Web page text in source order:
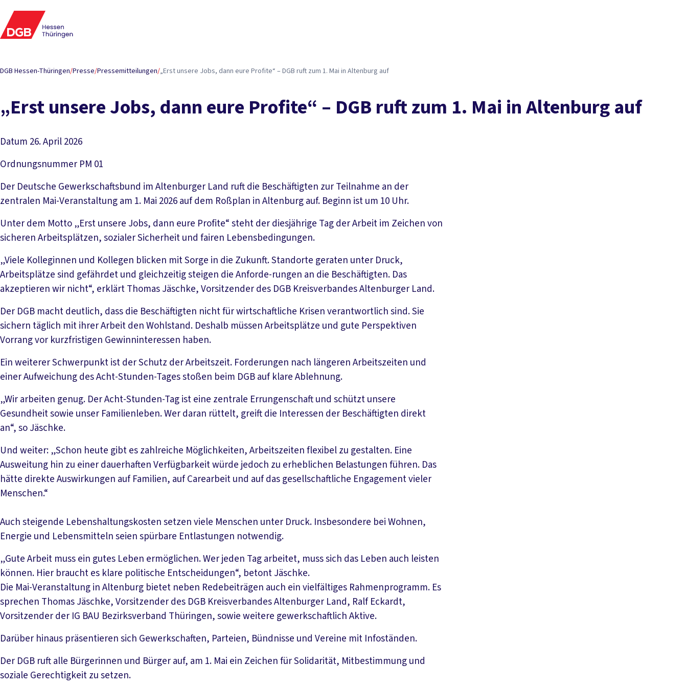
DGB Hessen-Thüringen/Presse/Pressemitteilungen/„Erst unsere Jobs, dann eure Profite“ – DGB ruft zum 1. Mai in Altenburg auf
„Erst unsere Jobs, dann eure Profite“ – DGB ruft zum 1. Mai in Altenburg auf
Datum 26. April 2026
Ordnungsnummer PM 01
Der Deutsche Gewerkschaftsbund im Altenburger Land ruft die Beschäftigten zur Teilnahme an der
zentralen Mai-Veranstaltung am 1. Mai 2026 auf dem Roßplan in Altenburg auf. Beginn ist um 10 Uhr.
Unter dem Motto „Erst unsere Jobs, dann eure Profite“ steht der diesjährige Tag der Arbeit im Zeichen von
sicheren Arbeitsplätzen, sozialer Sicherheit und fairen Lebensbedingungen.
„Viele Kolleginnen und Kollegen blicken mit Sorge in die Zukunft. Standorte geraten unter Druck,
Arbeitsplätze sind gefährdet und gleichzeitig steigen die Anforde-rungen an die Beschäftigten. Das
akzeptieren wir nicht“, erklärt Thomas Jäschke, Vorsitzender des DGB Kreisverbandes Altenburger Land.
Der DGB macht deutlich, dass die Beschäftigten nicht für wirtschaftliche Krisen verantwortlich sind. Sie
sichern täglich mit ihrer Arbeit den Wohlstand. Deshalb müssen Arbeitsplätze und gute Perspektiven
Vorrang vor kurzfristigen Gewinninteressen haben.
Ein weiterer Schwerpunkt ist der Schutz der Arbeitszeit. Forderungen nach längeren Arbeitszeiten und
einer Aufweichung des Acht-Stunden-Tages stoßen beim DGB auf klare Ablehnung.
„Wir arbeiten genug. Der Acht-Stunden-Tag ist eine zentrale Errungenschaft und schützt unsere
Gesundheit sowie unser Familienleben. Wer daran rüttelt, greift die Interessen der Beschäftigten direkt
an“, so Jäschke.
Und weiter: „Schon heute gibt es zahlreiche Möglichkeiten, Arbeitszeiten flexibel zu gestalten. Eine
Ausweitung hin zu einer dauerhaften Verfügbarkeit würde jedoch zu erheblichen Belastungen führen. Das
hätte direkte Auswirkungen auf Familien, auf Carearbeit und auf das gesellschaftliche Engagement vieler
Menschen.“
Auch steigende Lebenshaltungskosten setzen viele Menschen unter Druck. Insbesondere bei Wohnen,
Energie und Lebensmitteln seien spürbare Entlastungen notwendig.
„Gute Arbeit muss ein gutes Leben ermöglichen. Wer jeden Tag arbeitet, muss sich das Leben auch leisten
können. Hier braucht es klare politische Entscheidungen“, betont Jäschke.
Die Mai-Veranstaltung in Altenburg bietet neben Redebeiträgen auch ein vielfältiges Rahmenprogramm. Es
sprechen Thomas Jäschke, Vorsitzender des DGB Kreisverbandes Altenburger Land, Ralf Eckardt,
Vorsitzender der IG BAU Bezirksverband Thüringen, sowie weitere gewerkschaftlich Aktive.
Darüber hinaus präsentieren sich Gewerkschaften, Parteien, Bündnisse und Vereine mit Infoständen.
Der DGB ruft alle Bürgerinnen und Bürger auf, am 1. Mai ein Zeichen für Solidarität, Mitbestimmung und
soziale Gerechtigkeit zu setzen.